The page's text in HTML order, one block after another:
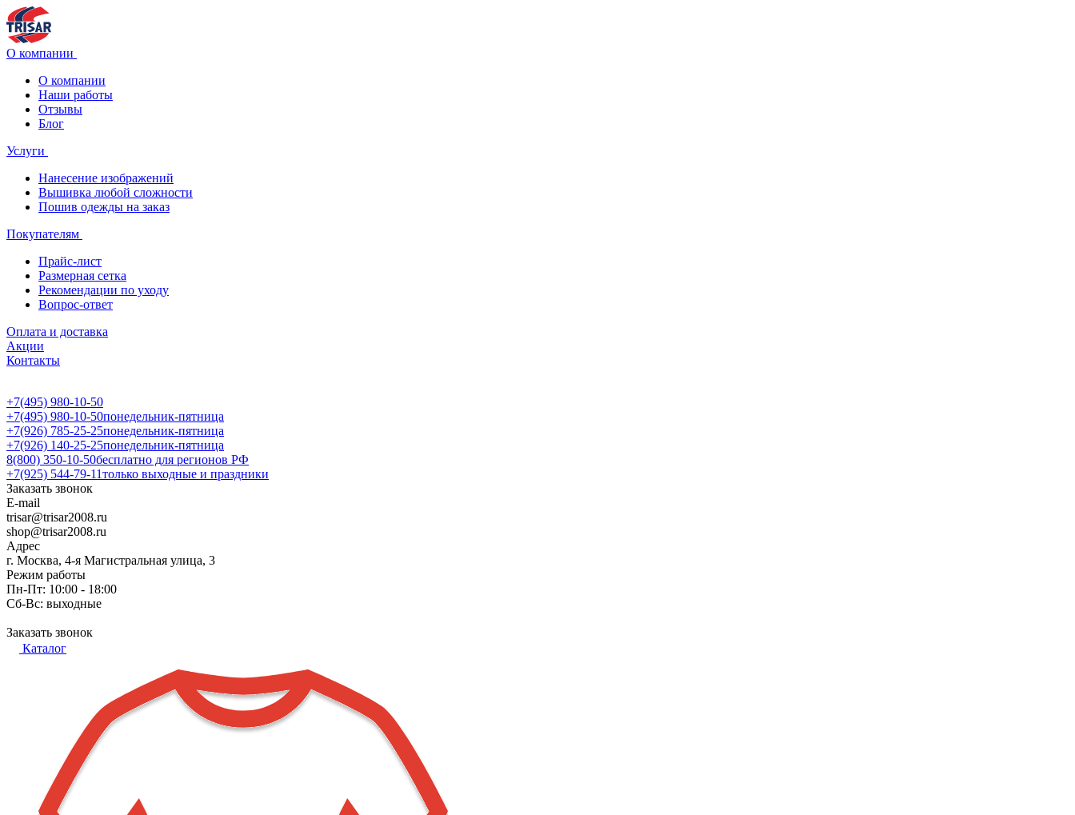
О компании
О компании
Наши работы
Отзывы
Блог
Услуги
Нанесение изображений
Вышивка любой сложности
Пошив одежды на заказ
Покупателям
Прайс-лист
Размерная сетка
Рекомендации по уходу
Вопрос-ответ
Оплата и доставка
Акции
Контакты
+7(495) 980-10-50
+7(495) 980-10-50понедельник-пятница
+7(926) 785-25-25понедельник-пятница
+7(926) 140-25-25понедельник-пятница
8(800) 350-10-50бесплатно для регионов РФ
+7(925) 544-79-11только выходные и праздники
Заказать звонок
E-mail
trisar@trisar2008.ru
shop@trisar2008.ru
Адрес
г. Москва, 4-я Магистральная улица, 3
Режим работы
Пн-Пт: 10:00 - 18:00
Сб-Вс: выходные
Заказать звонок
Каталог